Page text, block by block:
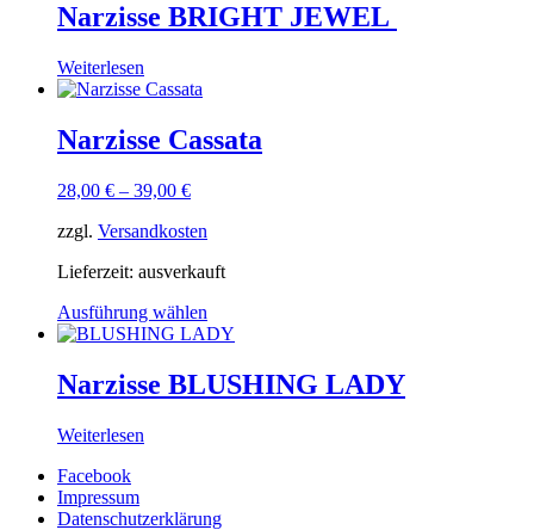
Narzisse BRIGHT JEWEL
Weiterlesen
Narzisse Cassata
28,00 € – 39,00 €
zzgl. Versandkosten
Lieferzeit: ausverkauft
Ausführung wählen
Narzisse BLUSHING LADY
Weiterlesen
Facebook
Impressum
Datenschutzerklärung